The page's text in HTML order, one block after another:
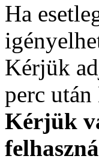
Ha
Kérjük
perc
Kérjük